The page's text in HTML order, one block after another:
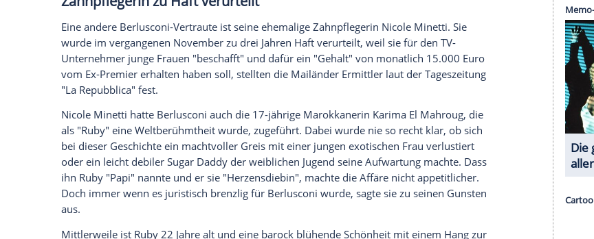
teilgenommen haben sollen. Die
und seine
Anwälte die Zeugen systematisch bestochen haben. Wie die "Süddeutsche Zeitung
berichtet, sollBerlusconizunächst allen 21 Frauen je 25.000 Euro für ihre Falschaussagen
bezahlt haben. Außerdem soll der 78-Jährige ihnen auch mietfreie Wohnungen zur
Verfügung gestellt haben.
Einige von ihnen leben in Luxusvillen in der Nähe vonMailand, auf jeweils 400
Quadratmeter Wohnfläche. Das wundert dieErmittlerein wenig, denn nur wenige der 21
Zeuginnen gehen einer geregelten Arbeit als Tänzerin oder TV-Showgirl nach. Die Prozesse
um ihre Bunga-Bunga-Betätigungen haben offensichtlich ihre Berufschancen geschmälert.
Berlusconiselbst hatte wiederholt der italienischen Justiz vorgeworfen, sie treibe diese
Frauen in den Ruin. Also fühle er sich zu karitativen Leistungen verpflichtet - ein Akt mehr
seiner uneingeschränktenSolidaritätmit den Minderbemittelten des Landes.